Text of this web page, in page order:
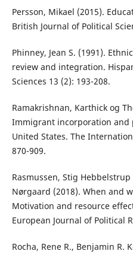
Persson, Mikael (2015).
British Journal of Political
Phinney, Jean S. (1991).
review and integration.
Sciences 13 (2): 193-208.
Ramakrishnan, Karthick og
Immigrant incorporation
United States. The
870-909.
Rasmussen, Stig
Nørgaard (2018). When and
Motivation and resource
European Journal of Political
Rocha, Rene R., Benjamin R.